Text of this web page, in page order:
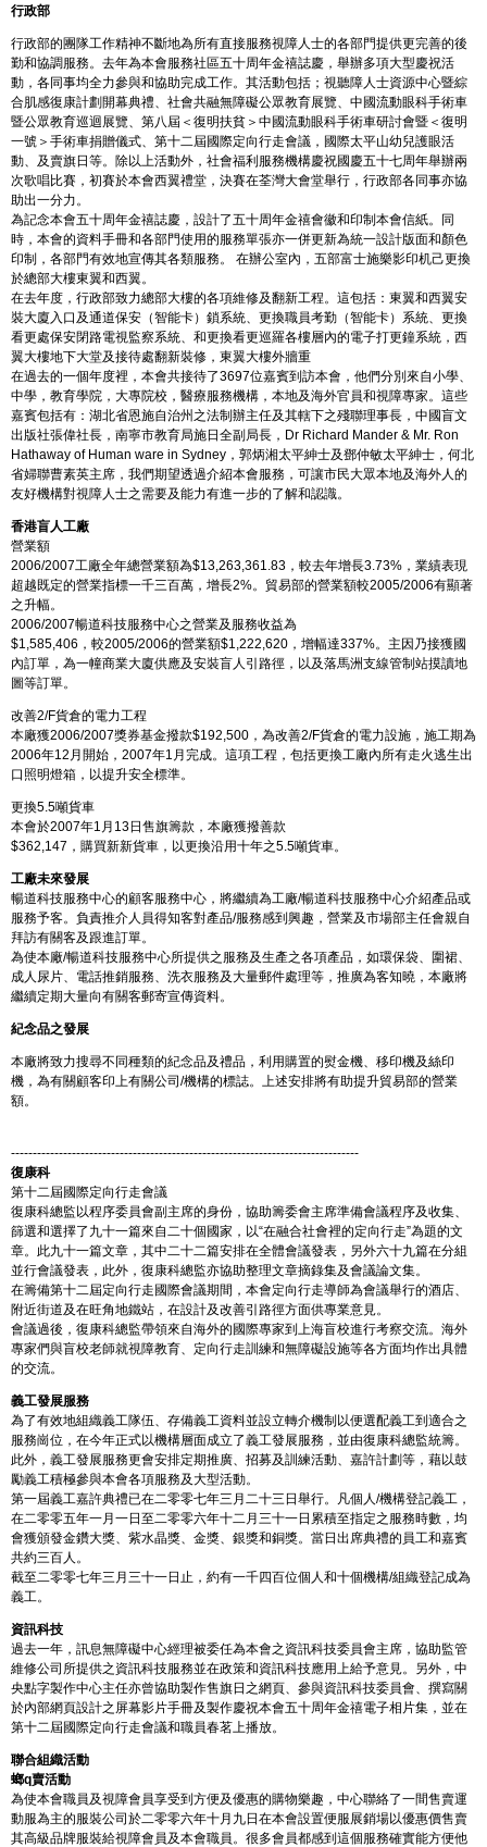
行政部
行政部的團隊工作精神不斷地為所有直接服務視障人士的各部門提供更完善的後
勤和協調服務。去年為本會服務社區五十周年金禧誌慶，舉辦多項大型慶祝活
動，各同事均全力參與和協助完成工作。其活動包括；視聽障人士資源中心暨綜
合肌感復康計劃開幕典禮、社會共融無障礙公眾教育展覽、中國流動眼科手術車
暨公眾教育巡迴展覽、第八屆＜復明扶貧＞中國流動眼科手術車研討會暨＜復明
一號＞手術車捐贈儀式、第十二屆國際定向行走會議，國際太平山幼兒護眼活
動、及賣旗日等。除以上活動外，社會福利服務機構慶祝國慶五十七周年舉辦兩
次歌唱比賽，初賽於本會西翼禮堂，決賽在荃灣大會堂舉行，行政部各同事亦協
助出一分力。
為記念本會五十周年金禧誌慶，設計了五十周年金禧會徽和印制本會信紙。同
時，本會的資料手冊和各部門使用的服務單張亦一併更新為統一設計版面和顏色
印制，各部門有效地宣傳其各類服務。 在辦公室內，五部富士施樂影印机己更換
於總部大樓東翼和西翼。
在去年度，行政部致力總部大樓的各項維修及翻新工程。這包括：東翼和西翼安
裝大廈入口及通道保安（智能卡）鎖系統、更換職員考勤（智能卡）系統、更換
看更處保安閉路電視監察系統、和更換看更巡羅各樓層內的電子打更鐘系統，西
翼大樓地下大堂及接待處翻新裝修，東翼大樓外牆重
在過去的一個年度裡，本會共接待了3697位嘉賓到訪本會，他們分別來自小學、
中學，教育學院，大專院校，醫療服務機構，本地及海外官員和視障專家。這些
嘉賓包括有：湖北省恩施自治州之法制辦主任及其轄下之殘聯理事長，中國盲文
出版社張偉社長，南寧市教育局施日全副局長，Dr Richard Mander & Mr. Ron
Hathaway of Human ware in Sydney，郭炳湘太平紳士及鄧仲敏太平紳士，何北
省婦聯曹素英主席，我們期望透過介紹本會服務，可讓市民大眾本地及海外人的
友好機構對視障人士之需要及能力有進一步的了解和認識。
香港盲人工廠
營業額
2006/2007工廠全年總營業額為$13,263,361.83，較去年增長3.73%，業績表現
超越既定的營業指標一千三百萬，增長2%。貿易部的營業額較2005/2006有顯著
之升幅。
2006/2007暢道科技服務中心之營業及服務收益為
$1,585,406，較2005/2006的營業額$1,222,620，增幅達337%。主因乃接獲國
內訂單，為一幢商業大廈供應及安裝盲人引路徑，以及落馬洲支線管制站摸讀地
圖等訂單。
改善2/F貨倉的電力工程
本廠獲2006/2007獎券基金撥款$192,500，為改善2/F貨倉的電力設施，施工期為
2006年12月開始，2007年1月完成。這項工程，包括更換工廠內所有走火逃生出
口照明燈箱，以提升安全標準。
更換5.5噸貨車
本會於2007年1月13日售旗籌款，本廠獲撥善款
$362,147，購買新新貨車，以更換沿用十年之5.5噸貨車。
工廠未來發展
暢道科技服務中心的顧客服務中心，將繼續為工廠/暢道科技服務中心介紹產品或
服務予客。負責推介人員得知客對產品/服務感到興趣，營業及市場部主任會親自
拜訪有關客及跟進訂單。
為使本廠/暢道科技服務中心所提供之服務及生產之各項產品，如環保袋、圍裙、
成人尿片、電話推銷服務、洗衣服務及大量郵件處理等，推廣為客知曉，本廠將
繼續定期大量向有關客郵寄宣傳資料。
紀念品之發展
本廠將致力搜尋不同種類的紀念品及禮品，利用購置的熨金機、移印機及絲印
機，為有關顧客印上有關公司/機構的標誌。上述安排將有助提升貿易部的營業
額。
--------------------------------------------------------------------------------
復康科
第十二屆國際定向行走會議
復康科總監以程序委員會副主席的身份，協助籌委會主席準備會議程序及收集、
篩選和選擇了九十一篇來自二十個國家，以“在融合社會裡的定向行走”為題的文
章。此九十一篇文章，其中二十二篇安排在全體會議發表，另外六十九篇在分組
並行會議發表，此外，復康科總監亦協助整理文章摘錄集及會議論文集。
在籌備第十二屆定向行走國際會議期間，本會定向行走導師為會議舉行的酒店、
附近街道及在旺角地鐵站，在設計及改善引路徑方面供專業意見。
會議過後，復康科總監帶領來自海外的國際專家到上海盲校進行考察交流。海外
專家們與盲校老師就視障教育、定向行走訓練和無障礙設施等各方面均作出具體
的交流。
義工發展服務
為了有效地組織義工隊伍、存備義工資料並設立轉介機制以便選配義工到適合之
服務崗位，在今年正式以機構層面成立了義工發展服務，並由復康科總監統籌。
此外，義工發展服務更會安排定期推廣、招募及訓練活動、嘉許計劃等，藉以鼓
勵義工積極參與本會各項服務及大型活動。
第一屆義工嘉許典禮已在二零零七年三月二十三日舉行。凡個人/機構登記義工，
在二零零五年一月一日至二零零六年十二月三十一日累積至指定之服務時數，均
會獲頒發金鑽大獎、紫水晶獎、金獎、銀獎和銅獎。當日出席典禮的員工和嘉賓
共約三百人。
截至二零零七年三月三十一日止，約有一千四百位個人和十個機構/組織登記成為
義工。
資訊科技
過去一年，訊息無障礙中心經理被委任為本會之資訊科技委員會主席，協助監管
維修公司所提供之資訊科技服務並在政策和資訊科技應用上給予意見。另外，中
央點字製作中心主任亦曾協助製作售旗日之網頁、參與資訊科技委員會、撰寫關
於內部網頁設計之屏幕影片手冊及製作慶祝本會五十周年金禧電子相片集，並在
第十二屆國際定向行走會議和職員春茗上播放。
聯合組織活動
螂q賣活動
為使本會職員及視障會員享受到方便及優惠的購物樂趣，中心聯絡了一間售賣運
動服為主的服裝公司於二零零六年十月九日在本會設置便服展銷場以優惠價售賣
其高級品牌服裝給視障會員及本會職員。很多會員都感到這個服務確實能方便他